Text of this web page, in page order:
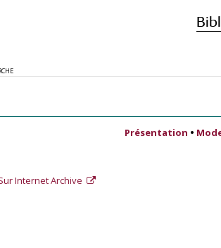
Présentation •
Internet Archive